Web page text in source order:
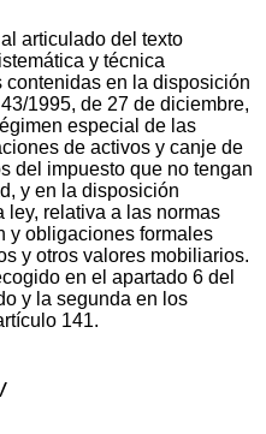
articulado del texto
y técnica
contenidas en la disposición
1995, de 27 de diciembre,
especial de las
de activos y canje de
del impuesto que no tengan
y en la disposición
ley, relativa a las normas
y obligaciones formales
y otros valores mobiliarios.
en el apartado 6 del
y la segunda en los
141.